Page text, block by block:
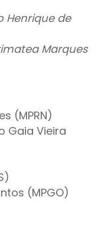
Henrique de
Marques
(MPRN)
Gaia Vieira
(MPGO)